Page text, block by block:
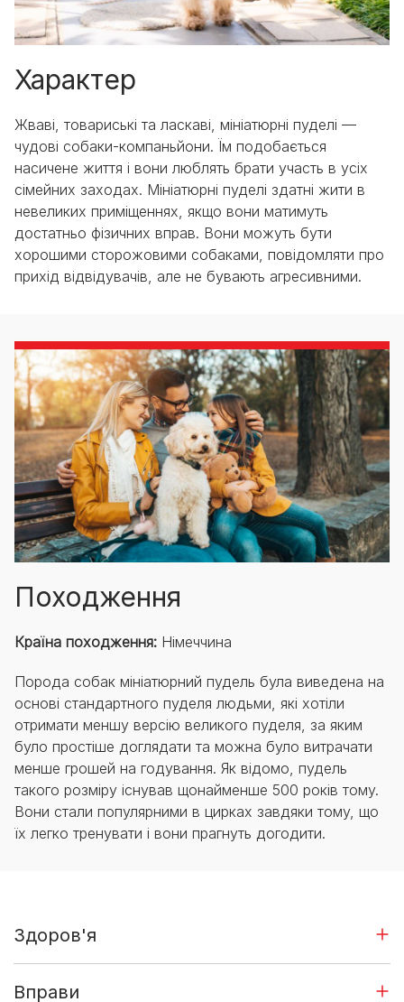
Характер
Жваві, товариські та ласкаві, мініатюрні пуделі —
чудові собаки-компаньйони. Їм подобається
насичене життя і вони люблять брати участь в усіх
сімейних заходах. Мініатюрні пуделі здатні жити в
невеликих приміщеннях, якщо вони матимуть
достатньо фізичних вправ. Вони можуть бути
хорошими сторожовими собаками, повідомляти про
прихід відвідувачів, але не бувають агресивними.
Походження
Країна походження: Німеччина
Порода собак мініатюрний пудель була виведена на
основі стандартного пуделя людьми, які хотіли
отримати меншу версію великого пуделя, за яким
було простіше доглядати та можна було витрачати
менше грошей на годування. Як відомо, пудель
такого розміру існував щонайменше 500 років тому.
Вони стали популярними в цирках завдяки тому, що
їх легко тренувати і вони прагнуть догодити.
Здоров'я
Вправи